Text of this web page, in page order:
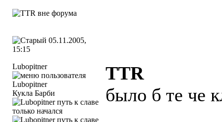
05.11.2005,
15:15
Lubopitner
Кукла Барби
TTR
было б те че